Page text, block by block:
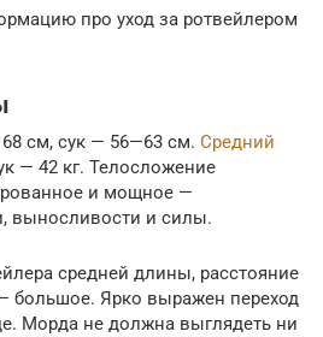
про уход за ротвейлером
см, сук — 56—63 см. Средний
— 42 кг. Телосложение
и мощное —
выносливости и силы.
средней длины, расстояние
большое. Ярко выражен переход
Морда не должна выглядеть ни